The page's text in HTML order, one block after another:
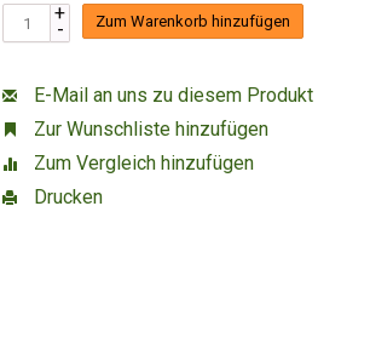
+
- Zum Warenkorb hinzufügen
E-Mail an uns zu diesem Produkt
Zur Wunschliste hinzufügen
Zum Vergleich hinzufügen
Drucken